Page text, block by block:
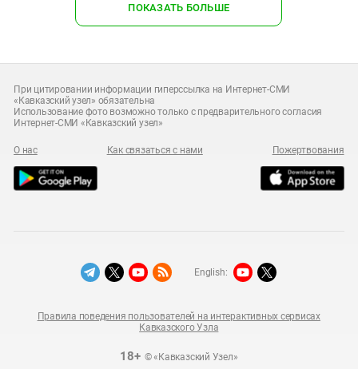
ПОКАЗАТЬ БОЛЬШЕ
При цитировании информации гиперссылка на Интернет-СМИ
«Кавказский узел» обязательна
Использование фото возможно только с предварительного согласия
Интернет-СМИ «Кавказский узел»
О нас Как связаться с нами Пожертвования
18+© «Кавказский Узел»
Правила поведения пользователей на интерактивных сервисах
Кавказского Узла
English: